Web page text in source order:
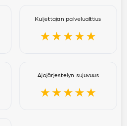
Kuljettajan palvelualttius
★★★★★
Ajojärjestelyn sujuvuus
★★★★★